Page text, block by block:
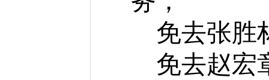
免去张胜
免去赵宏